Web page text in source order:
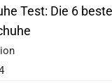
Test: Die 6